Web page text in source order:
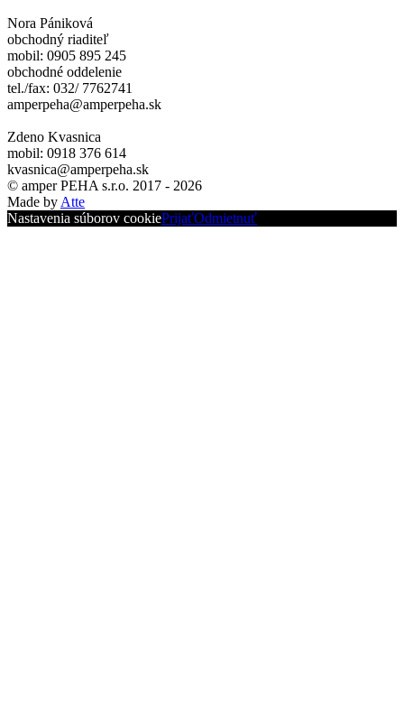
Nora Pániková
obchodný riaditeľ
mobil: 0905 895 245
obchodné oddelenie
tel./fax: 032/ 7762741
amperpeha@amperpeha.sk
Zdeno Kvasnica
mobil: 0918 376 614
kvasnica@amperpeha.sk
© amper PEHA s.r.o. 2017 - 2026
Made by Atte
Nastavenia súborov cookiePrijaťOdmietnuť